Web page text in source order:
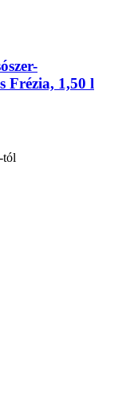
Frézia, 1,50 l
tól